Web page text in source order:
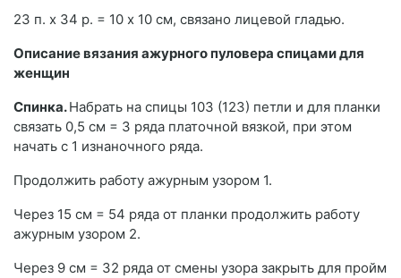
23 п. х 34 р. = 10 x 10 см, связано лицевой гладью.
Описание вязания ажурного пуловера спицами для
женщин
Спинка.Набрать на спицы 103 (123) петли и для планки
связать 0,5 см = 3 ряда платочной вязкой, при этом
начать с 1 изнаночного ряда.
Продолжить работу ажурным узором 1.
Через 15 см = 54 ряда от планки продолжить работу
ажурным узором 2.
Через 9 см = 32 ряда от смены узора закрыть для пройм